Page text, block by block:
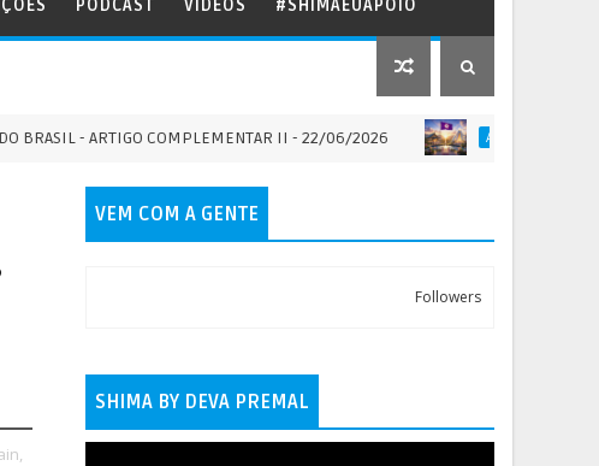
PODCAST VIDEOS #SHIMAEUAPOIO
- ARTIGO COMPLEMENTAR II - 22/06/2026 ARQUITETURA SAGRADA
VEM COM A GENTE
Followers
SHIMA BY DEVA PREMAL